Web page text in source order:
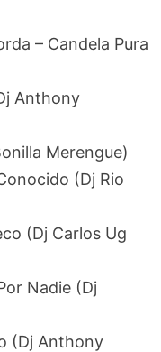
– Candela Pura
Anthony
Merengue)
(Dj Rio
(Dj Carlos Ug
Nadie (Dj
(Dj Anthony